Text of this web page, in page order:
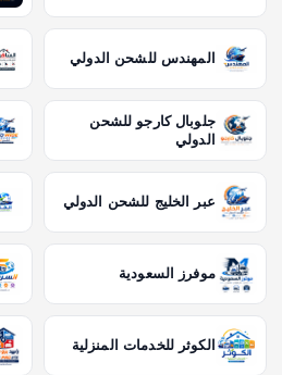
المهندس للشحن الدولي
جلوبال كارجو للشحن
الدولي
عبر الخليج للشحن الدولي
موفرز السعودية
الكوثر للخدمات المنزلية